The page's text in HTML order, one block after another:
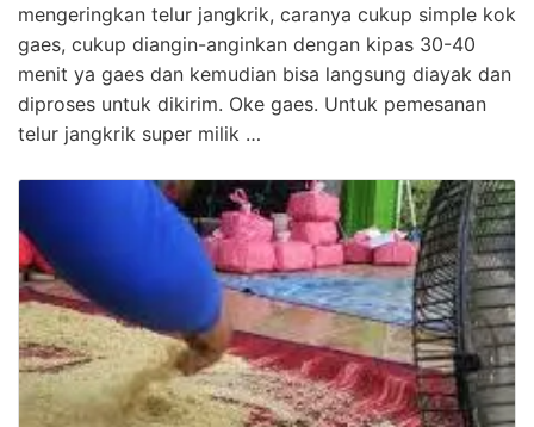
mengeringkan telur jangkrik, caranya cukup simple kok
gaes, cukup diangin-anginkan dengan kipas 30-40
menit ya gaes dan kemudian bisa langsung diayak dan
diproses untuk dikirim. Oke gaes. Untuk pemesanan
telur jangkrik super milik …